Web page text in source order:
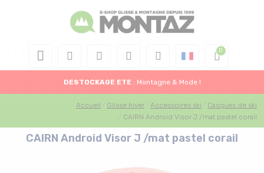
DESTOCKAGE ETE : Montagne & Mode !
Accueil Glisse hiver Accessoires ski
Casques de ski
CAIRN Android Visor J /mat pastel corail
CAIRN Android Visor J /mat pastel corail